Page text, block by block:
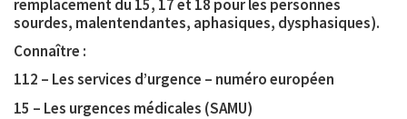
remplacement du 15, 17 et 18 pour les personnes
sourdes, malentendantes, aphasiques, dysphasiques).
Connaître :
112 – Les services d’urgence – numéro européen
15 – Les urgences médicales (SAMU)